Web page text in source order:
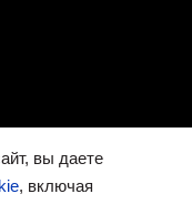
«cookies»-файлов
вы даете
, включая